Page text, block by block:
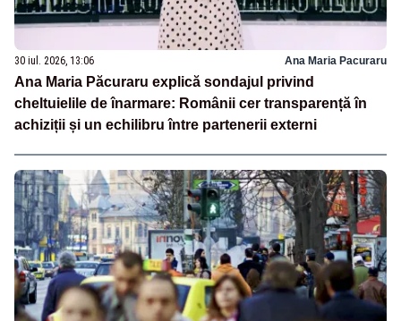
30 iul. 2026, 13:06 Ana Maria Pacuraru
Ana Maria Păcuraru explică sondajul privind
cheltuielile de înarmare: Românii cer transparență în
achiziții și un echilibru între partenerii externi